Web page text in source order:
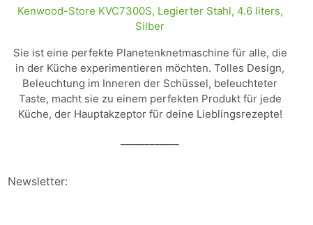
Kenwood-Store KVC7300S, Legierter Stahl, 4.6 liters,
Silber
Sie ist eine perfekte Planetenknetmaschine für alle, die
in der Küche experimentieren möchten. Tolles Design,
Beleuchtung im Inneren der Schüssel, beleuchteter
Taste, macht sie zu einem perfekten Produkt für jede
Küche, der Hauptakzeptor für deine Lieblingsrezepte!
Newsletter: